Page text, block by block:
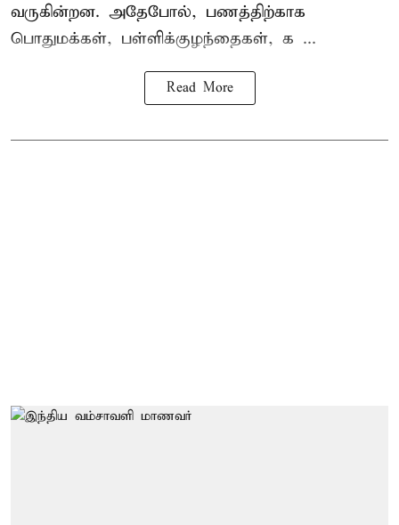
வருகின்றன. அதேபோல், பணத்திற்காக
பொதுமக்கள், பள்ளிக்குழந்தைகள், க ...
Read More